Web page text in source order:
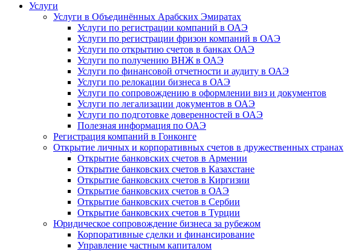
Услуги
Услуги в Объединённых Арабских Эмиратах
Услуги по регистрации компаний в ОАЭ
Услуги по регистрации фризон компаний в ОАЭ
Услуги по открытию счетов в банках ОАЭ
Услуги по получению ВНЖ в ОАЭ
Услуги по финансовой отчетности и аудиту в ОАЭ
Услуги по релокации бизнеса в ОАЭ
Услуги по сопровождению в оформлении виз и документов
Услуги по легализации документов в ОАЭ
Услуги по подготовке доверенностей в ОАЭ
Полезная информация по ОАЭ
Регистрация компаний в Гонконге
Открытие личных и корпоративных счетов в дружественных странах
Открытие банковских счетов в Армении
Открытие банковских счетов в Казахстане
Открытие банковских счетов в Киргизии
Открытие банковских счетов в ОАЭ
Открытие банковских счетов в Сербии
Открытие банковских счетов в Турции
Юридическое сопровождение бизнеса за рубежом
Корпоративные сделки и финансирование
Управление частным капиталом